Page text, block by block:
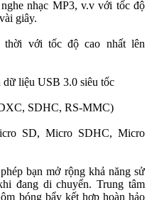
nhạc MP3, v.v với tốc độ
giây.
với tốc độ cao nhất lên
liệu USB 3.0 siêu tốc
SDHC, RS-MMC)
SD, Micro SDHC, Micro
bạn mở rộng khả năng sử
đang di chuyển. Trung tâm
bóng bẩy kết hợp hoàn hảo